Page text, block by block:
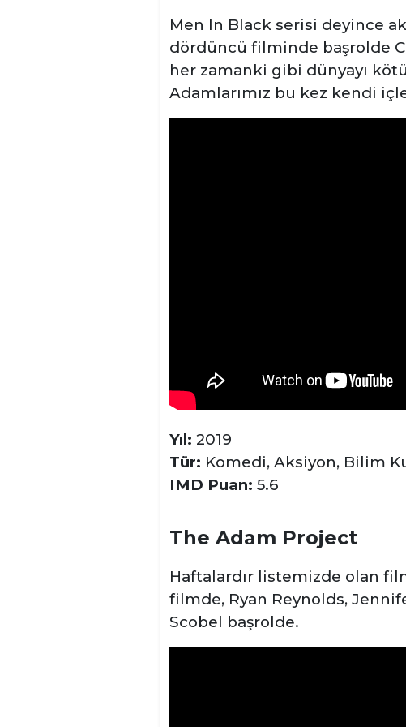
Men In Black serisi deyince
dördüncü filminde başrolde
her zamanki gibi dünyayı
Adamlarımız bu kez kendi
Yıl: 2019
Tür: Komedi, Aksiyon, Bilim
IMD Puan: 5.6
The Adam Project
Haftalardır listemizde olan
filmde, Ryan Reynolds,
Scobel başrolde.